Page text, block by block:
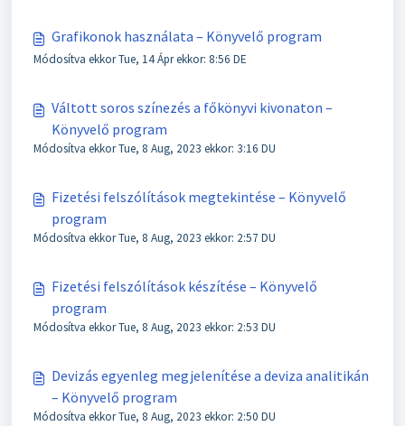
Grafikonok használata – Könyvelő program
Módosítva ekkor Tue, 14 Ápr ekkor: 8:56 DE
Váltott soros színezés a főkönyvi kivonaton –
Könyvelő program
Módosítva ekkor Tue, 8 Aug, 2023 ekkor: 3:16 DU
Fizetési felszólítások megtekintése – Könyvelő
program
Módosítva ekkor Tue, 8 Aug, 2023 ekkor: 2:57 DU
Fizetési felszólítások készítése – Könyvelő
program
Módosítva ekkor Tue, 8 Aug, 2023 ekkor: 2:53 DU
Devizás egyenleg megjelenítése a deviza analitikán
– Könyvelő program
Módosítva ekkor Tue, 8 Aug, 2023 ekkor: 2:50 DU